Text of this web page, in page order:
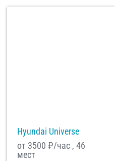
Hyundai Universe
от 3500 ₽/час , 46
мест